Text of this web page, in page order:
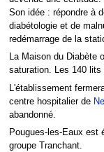
Son idée : répondre à
diabétologie et de
redémarrage de la
La Maison du Diabète
saturation. Les 140
L'établissement
centre hospitalier de
abandonné.
Pougues-les-Eaux est
groupe Tranchant.